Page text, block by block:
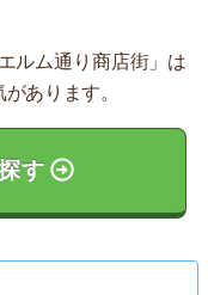
ルム通り商店街」は
あります。
す